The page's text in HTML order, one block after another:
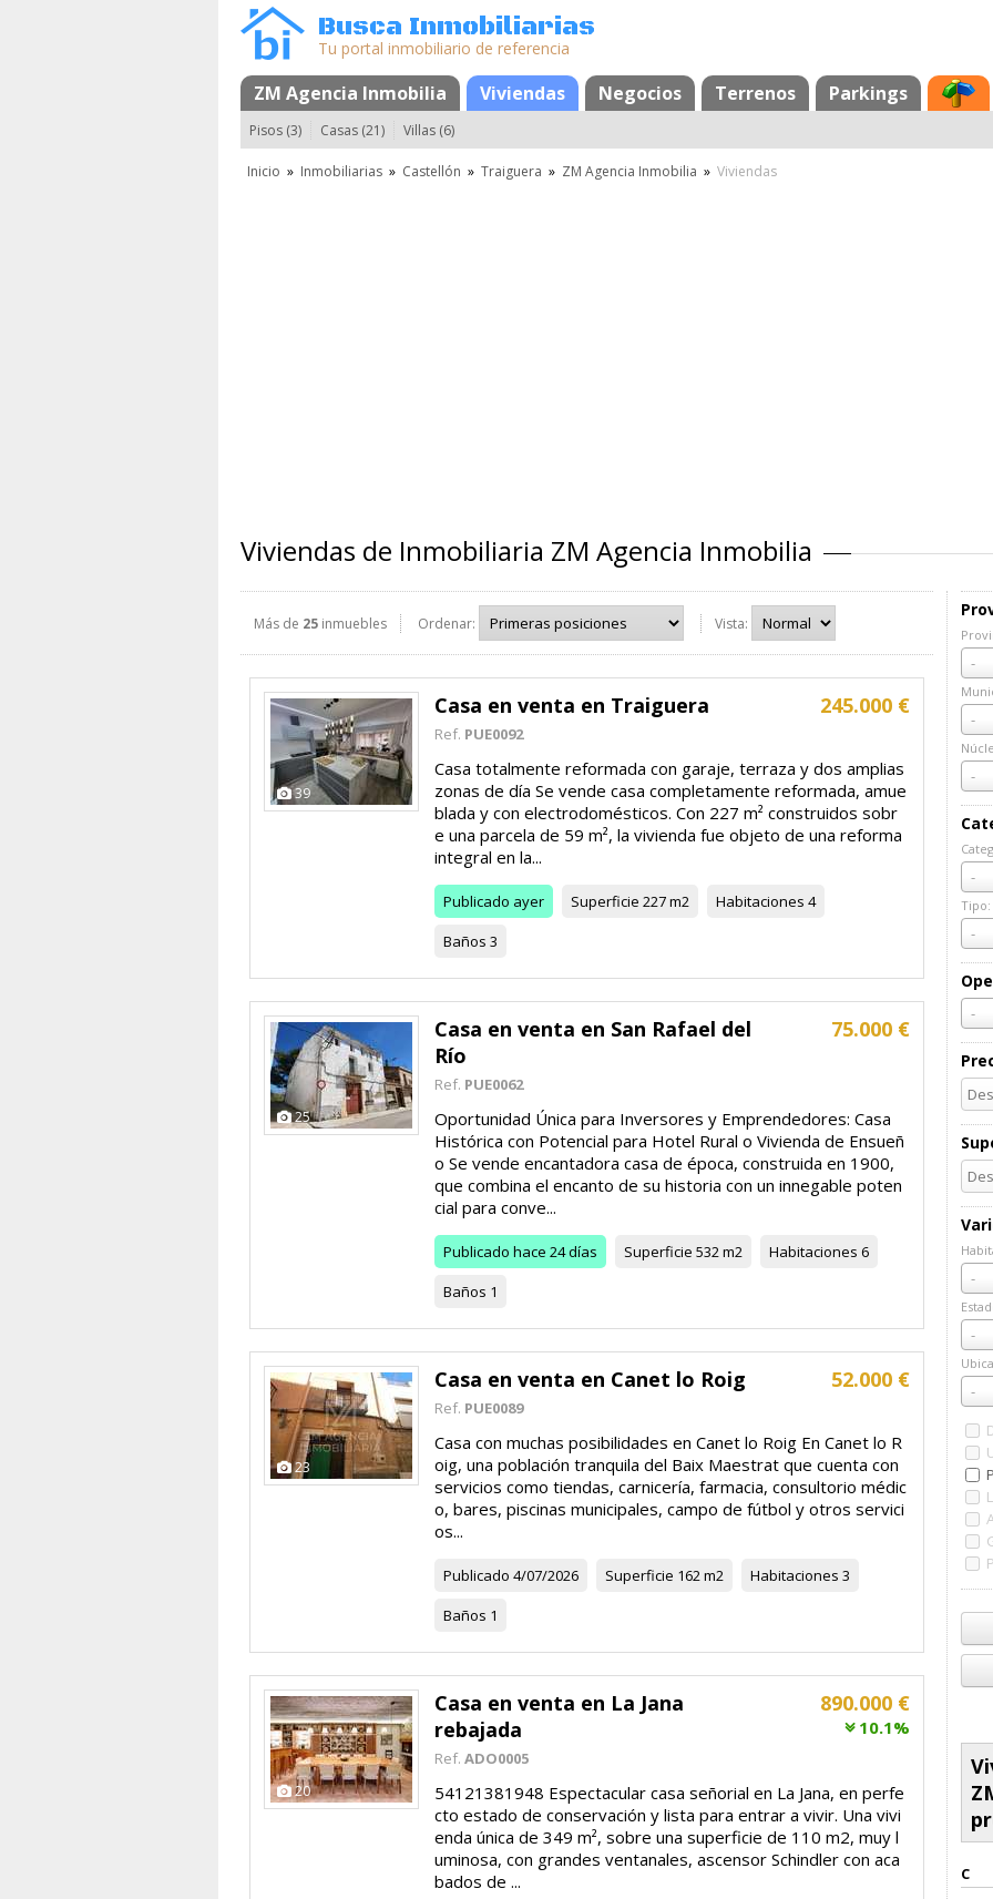
Busca Inmobiliarias
Tu portal inmobiliario de referencia
ZM Agencia Inmobilia Viviendas Negocios Terrenos Parkings
MapaFavoritos
Pisos (3) Casas (21) Villas (6)
Inicio » Inmobiliarias » Castellón » Traiguera » ZM Agencia Inmobilia » Viviendas
Viviendas de Inmobiliaria ZM Agencia Inmobilia
-
-
-
-
Tipo:
-
Tipo:
-
-
-
-
C
Más de 25 inmuebles Ordenar: Vista:
39
245.000 €
Casa en venta en Traiguera
Ref. PUE0092
Casa totalmente reformada con garaje, terraza y dos amplias
zonas de día Se vende casa completamente reformada, amue
blada y con electrodomésticos. Con 227 m² construidos sobr
e una parcela de 59 m², la vivienda fue objeto de una reforma
integral en la...
Publicado ayer Superficie 227 m2 Habitaciones 4
Baños 3
25
75.000 €
Casa en venta en San Rafael del
Río
Ref. PUE0062
Oportunidad Única para Inversores y Emprendedores: Casa
Histórica con Potencial para Hotel Rural o Vivienda de Ensueñ
o Se vende encantadora casa de época, construida en 1900,
que combina el encanto de su historia con un innegable poten
cial para conve...
Publicado hace 24 días Superficie 532 m2 Habitaciones 6
Baños 1
23
52.000 €
Casa en venta en Canet lo Roig
Ref. PUE0089
Casa con muchas posibilidades en Canet lo Roig En Canet lo R
oig, una población tranquila del Baix Maestrat que cuenta con
servicios como tiendas, carnicería, farmacia, consultorio médic
o, bares, piscinas municipales, campo de fútbol y otros servici
os...
Publicado 4/07/2026 Superficie 162 m2 Habitaciones 3
Baños 1
20
890.000 €
10.1%
Casa en venta en La Jana
rebajada
Ref. ADO0005
54121381948 Espectacular casa señorial en La Jana, en perfe
cto estado de conservación y lista para entrar a vivir. Una vivi
enda única de 349 m², sobre una superficie de 110 m2, muy l
uminosa, con grandes ventanales, ascensor Schindler con aca
bados de ...